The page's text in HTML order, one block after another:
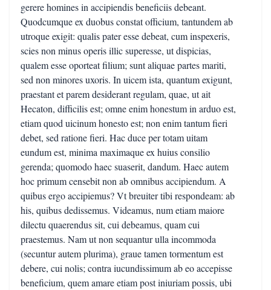
gerere homines in accipiendis beneficiis debeant.
Quodcumque ex duobus constat officium, tantundem ab
utroque exigit: qualis pater esse debeat, cum inspexeris,
scies non minus operis illic superesse, ut dispicias,
qualem esse oporteat filium; sunt aliquae partes mariti,
sed non minores uxoris. In uicem ista, quantum exigunt,
praestant et parem desiderant regulam, quae, ut ait
Hecaton, difficilis est; omne enim honestum in arduo est,
etiam quod uicinum honesto est; non enim tantum fieri
debet, sed ratione fieri. Hac duce per totam uitam
eundum est, minima maximaque ex huius consilio
gerenda; quomodo haec suaserit, dandum. Haec autem
hoc primum censebit non ab omnibus accipiendum. A
quibus ergo accipiemus? Vt breuiter tibi respondeam: ab
his, quibus dedissemus. Videamus, num etiam maiore
dilectu quaerendus sit, cui debeamus, quam cui
praestemus. Nam ut non sequantur ulla incommoda
(secuntur autem plurima), graue tamen tormentum est
debere, cui nolis; contra iucundissimum ab eo accepisse
beneficium, quem amare etiam post iniuriam possis, ubi